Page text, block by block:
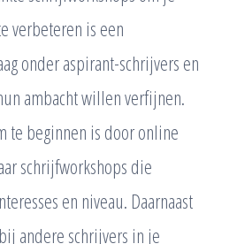
verbeteren is een
onder aspirant-schrijvers en
ambacht willen verfijnen.
te beginnen is door online
schrijfworkshops die
en niveau. Daarnaast
andere schrijvers in je